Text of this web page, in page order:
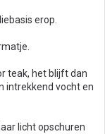
erop.
teak, het blijft dan
intrekkend vocht en
licht opschuren